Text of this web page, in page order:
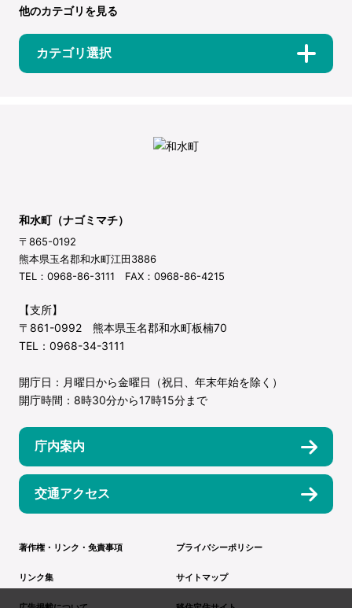
他のカテゴリを見る
カテゴリ選択
和水町（ナゴミマチ）
〒865-0192
熊本県玉名郡和水町江田3886
TEL：0968-86-3111 FAX：0968-86-4215
【支所】
〒861-0992 熊本県玉名郡和水町板楠70
TEL：0968-34-3111
開庁日：月曜日から金曜日（祝日、年末年始を除く）
開庁時間：8時30分から17時15分まで
庁内案内
交通アクセス
著作権・リンク・免責事項 プライバシーポリシー
リンク集 サイトマップ